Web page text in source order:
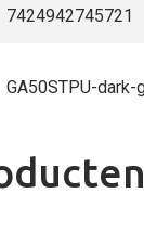
7424942745721
GA50STPU-dark-